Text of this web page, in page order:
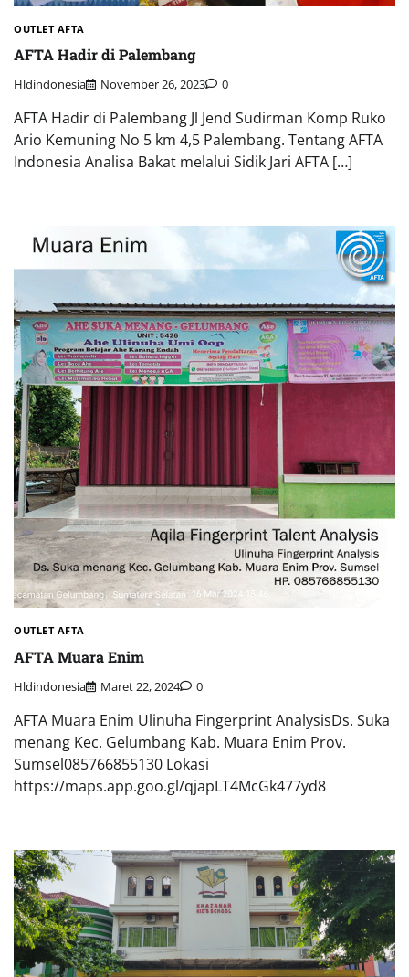
OUTLET AFTA
AFTA Hadir di Palembang
Hldindonesia November 26, 2023 0
AFTA Hadir di Palembang Jl Jend Sudirman Komp Ruko
Ario Kemuning No 5 km 4,5 Palembang. Tentang AFTA
Indonesia Analisa Bakat melalui Sidik Jari AFTA […]
OUTLET AFTA
AFTA Muara Enim
Hldindonesia Maret 22, 2024 0
AFTA Muara Enim Ulinuha Fingerprint AnalysisDs. Suka
menang Kec. Gelumbang Kab. Muara Enim Prov.
Sumsel085766855130 Lokasi
https://maps.app.goo.gl/qjapLT4McGk477yd8